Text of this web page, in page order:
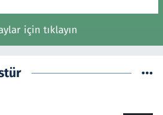
için tıklayın